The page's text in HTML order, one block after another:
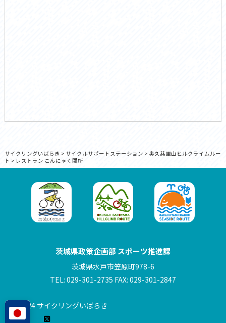
サイクリングいばらき > サイクルサポートステーション > 奥久慈里山ヒルクライムルー
ト > レストラン こんにゃく関所
茨城県政策企画部 スポーツ推進課
茨城県水戸市笠原町978-6
TEL: 029-301-2735 FAX: 029-301-2847
© 2024 サイクリングいばらき